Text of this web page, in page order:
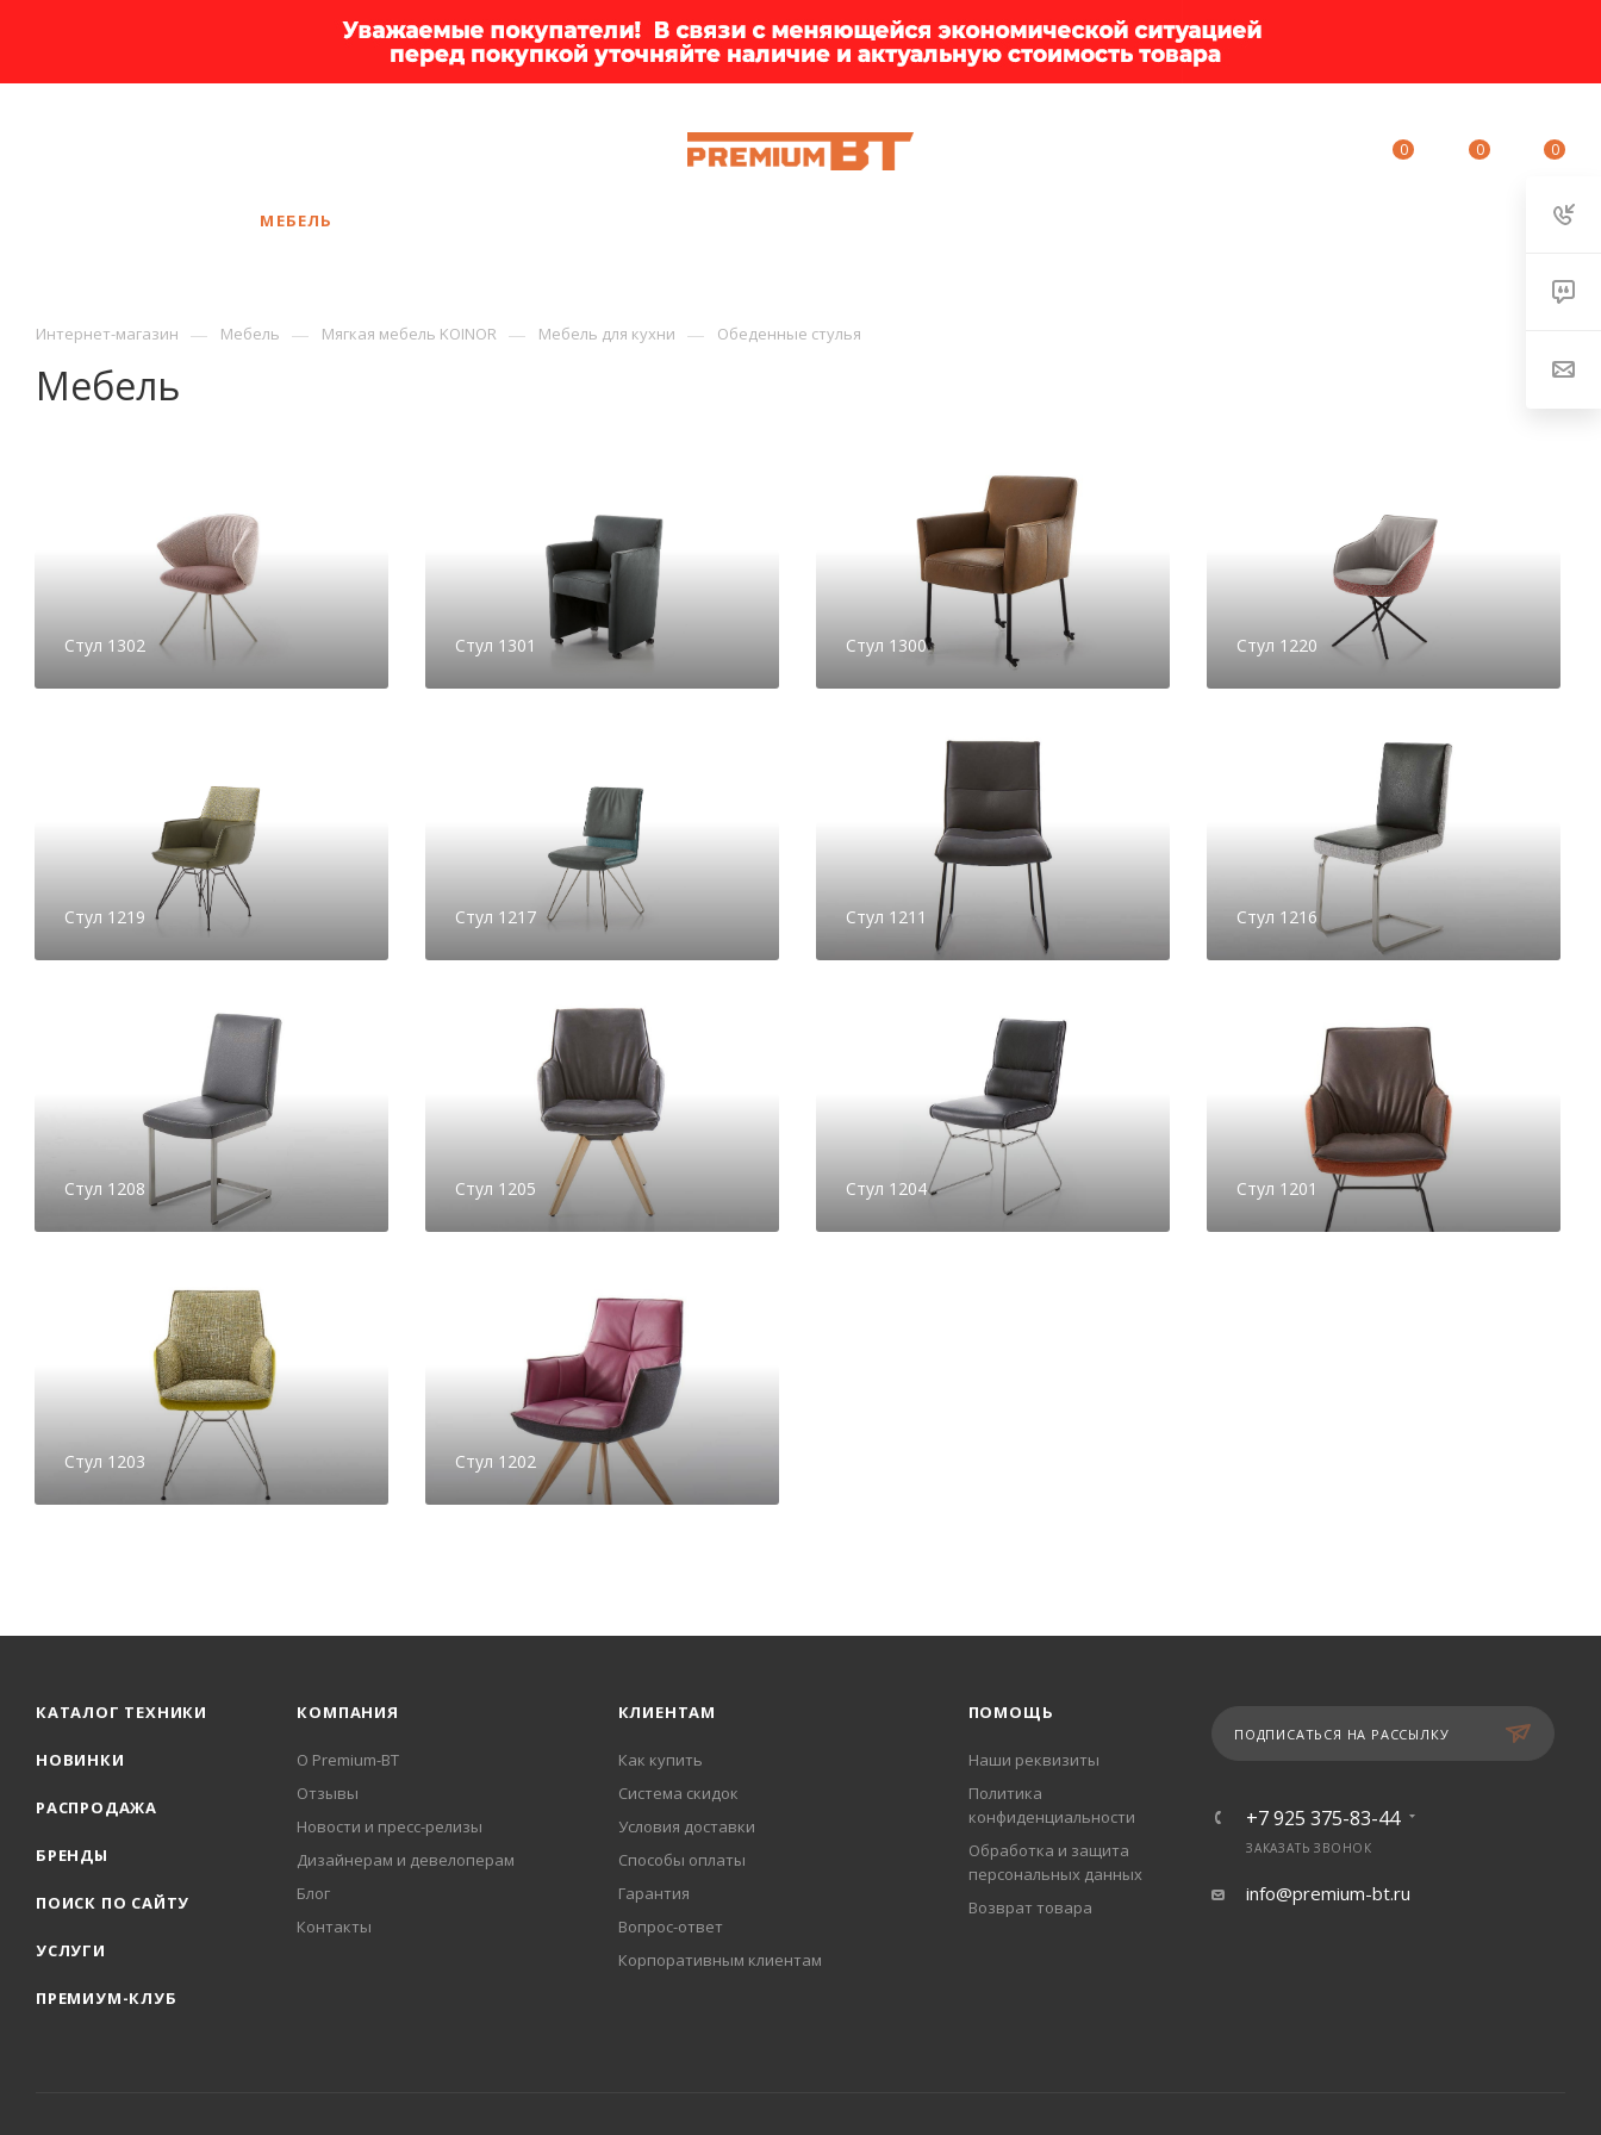
0 0 0
МЕБЕЛЬ
Интернет-магазин — Мебель — Мягкая мебель KOINOR — Мебель для кухни — Обеденные стулья
Мебель
Стул 1302 Стул 1301 Стул 1300 Стул 1220
Стул 1219 Стул 1217 Стул 1211 Стул 1216
Стул 1208 Стул 1205 Стул 1204 Стул 1201
Стул 1203 Стул 1202
КАТАЛОГ ТЕХНИКИ
НОВИНКИ
РАСПРОДАЖА
БРЕНДЫ
ПОИСК ПО САЙТУ
УСЛУГИ
ПРЕМИУМ-КЛУБ
КОМПАНИЯ
О Premium-BT
Отзывы
Новости и пресс-релизы
Дизайнерам и девелоперам
Блог
Контакты
КЛИЕНТАМ
Как купить
Система скидок
Условия доставки
Способы оплаты
Гарантия
Вопрос-ответ
Корпоративным клиентам
ПОМОЩЬ
Наши реквизиты
Политика
конфиденциальности
Обработка и защита
персональных данных
Возврат товара
ПОДПИСАТЬСЯ НА РАССЫЛКУ
+7 925 375-83-44
ЗАКАЗАТЬ ЗВОНОК
info@premium-bt.ru